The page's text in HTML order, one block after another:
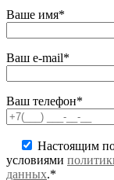
Ваше имя*
Ваш e-mail*
Ваш телефон*
Настоящим
условиями
данных.*